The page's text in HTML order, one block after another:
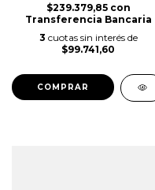
$239.379,85 con
Transferencia Bancaria
3 cuotas sin interés de
$99.741,60
COMPRAR